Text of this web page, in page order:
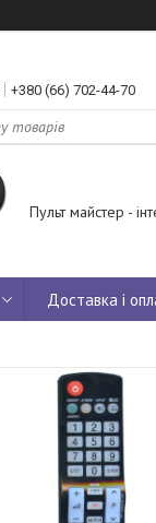
+380 (66) 702-44-70
Пульт майстер -
Доставка і